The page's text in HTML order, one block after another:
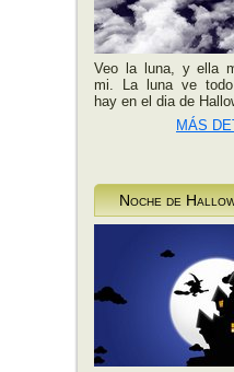
Veo la luna, y ella
mi. La luna ve
hay en el dia de
MÁS
Noche de